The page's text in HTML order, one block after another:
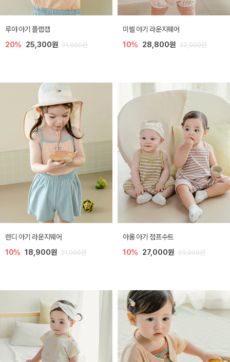
루야 아기 플랩캡
20% 25,300원 31,600원
미렐 아기 라운지웨어
10% 28,800원 32,000원
렌디 아기 라운지웨어
10% 18,900원 21,000원
아롬 아기 점프수트
10% 27,000원 30,000원